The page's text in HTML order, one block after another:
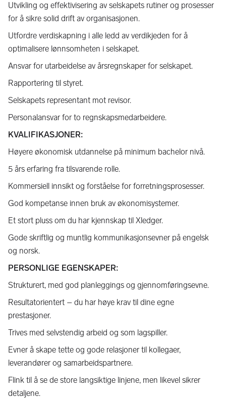
Utvikling og effektivisering av selskapets rutiner og prosesser
for å sikre solid drift av organisasjonen.
Utfordre verdiskapning i alle ledd av verdikjeden for å
optimalisere lønnsomheten i selskapet.
Ansvar for utarbeidelse av årsregnskaper for selskapet.
Rapportering til styret.
Selskapets representant mot revisor.
Personalansvar for to regnskapsmedarbeidere.
KVALIFIKASJONER:
Høyere økonomisk utdannelse på minimum bachelor nivå.
5 års erfaring fra tilsvarende rolle.
Kommersiell innsikt og forståelse for forretningsprosesser.
God kompetanse innen bruk av økonomisystemer.
Et stort pluss om du har kjennskap til Xledger.
Gode skriftlig og muntlig kommunikasjonsevner på engelsk
og norsk.
PERSONLIGE EGENSKAPER:
Strukturert, med god planleggings og gjennomføringsevne.
Resultatorientert – du har høye krav til dine egne
prestasjoner.
Trives med selvstendig arbeid og som lagspiller.
Evner å skape tette og gode relasjoner til kollegaer,
leverandører og samarbeidspartnere.
Flink til å se de store langsiktige linjene, men likevel sikrer
detaljene.